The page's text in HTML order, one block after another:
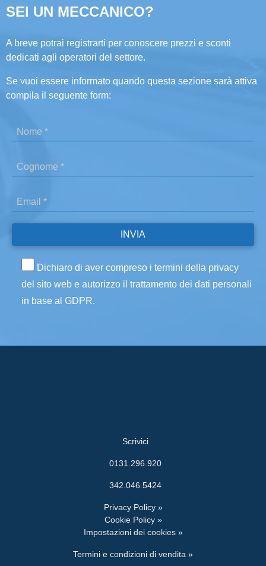
SEI UN MECCANICO?
A breve potrai registrarti per conoscere prezzi e sconti
dedicati agli operatori del settore.
Se vuoi essere informato quando questa sezione sarà attiva
compila il seguente form:
Dichiaro di aver compreso i termini della privacy
del sito web e autorizzo il trattamento dei dati personali
in base al GDPR.
Scrivici
0131.296.920
342.046.5424
Privacy Policy »
Cookie Policy »
Impostazioni dei cookies »
Termini e condizioni di vendita »